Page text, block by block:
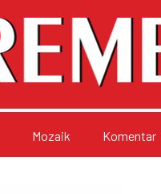
Mozaik Komentar